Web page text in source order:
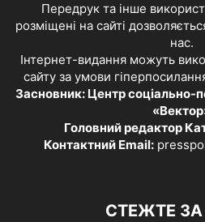
Передрук та інше
розміщені на сайті
нас.
Інтернет-видання можуть
сайту за умови
Засновник: Центр соціально-
Головний редактор
Контактний Email:
СТЕЖТЕ